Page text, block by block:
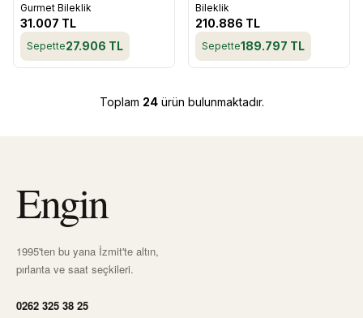
Favorilere Ekle
Gurmet Bileklik
31.007 TL
Sepette27.906 TL
Favorilere Ekle
Bileklik
210.886 TL
Sepette189.797 TL
Toplam 24ürün bulunmaktadır.
Engin
1995'ten bu yana İzmit'te altın,
pırlanta ve saat seçkileri.
0262 325 38 25